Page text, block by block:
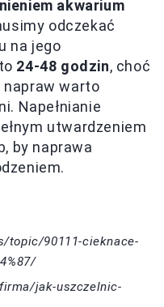
akwarium
odczekać
na jego
24-48 godzin, choć
napraw warto
Napełnianie
utwardzeniem
by naprawa
topic/90111-cieknace-
jak-uszczelnic-